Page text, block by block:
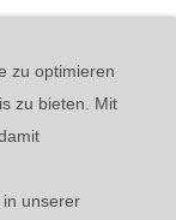
Widerrufsrecht
zu optimieren
zu bieten. Mit
unserer